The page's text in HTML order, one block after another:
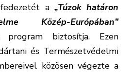
a „Túzok határon
Közép-Európában”
program biztosítja. Ezen
és Természetvédelmi
közösen végezte a